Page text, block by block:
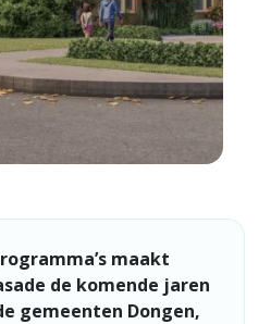
maakt
de komende jaren
gemeenten Dongen,